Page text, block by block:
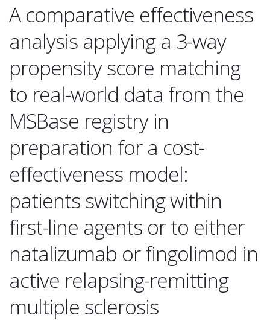
A comparative effectiveness
analysis applying a 3-way
propensity score matching
to real-world data from the
MSBase registry in
preparation for a cost-
effectiveness model:
patients switching within
first-line agents or to either
natalizumab or fingolimod in
active relapsing-remitting
multiple sclerosis